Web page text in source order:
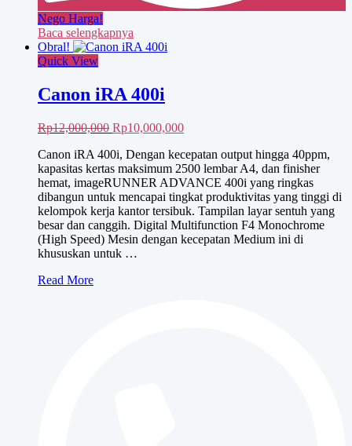
Nego Harga!
Baca selengkapnya
Obral!
Quick View
Canon iRA 400i
Rp12,000,000 Harga
adalah:
Rp12,000,000.
Rp10,000,000Harga
ini
adalah:
Rp10,000,000.
Canon iRA 400i, Dengan kecepatan output hingga 40ppm,
kapasitas kertas maksimum 2500 lembar A4, dan finisher
hemat, imageRUNNER ADVANCE 400i yang ringkas
dibangun untuk mencapai tingkat produktivitas yang tinggi di
kelompok kerja kantor tersibuk. Tampilan layar sentuh yang
besar dan canggih. Digital Multifunction F4 Monochrome
(High Speed) Mesin dengan kecepatan Medium ini di
khususkan untuk …
Canon
Read More